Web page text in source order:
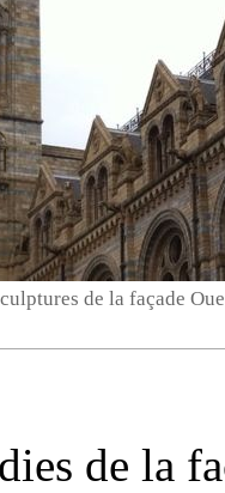
de la façade
de la